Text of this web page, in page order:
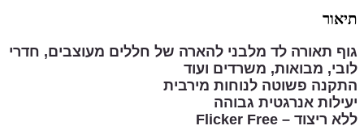
תיאור
גוף תאורה לד מלבני להארה של חללים מעוצבים, חדרי
לובי, מבואות, משרדים ועוד
התקנה פשוטה לנוחות מירבית
יעילות אנרגטית גבוהה
ללא ריצוד – Flicker Free